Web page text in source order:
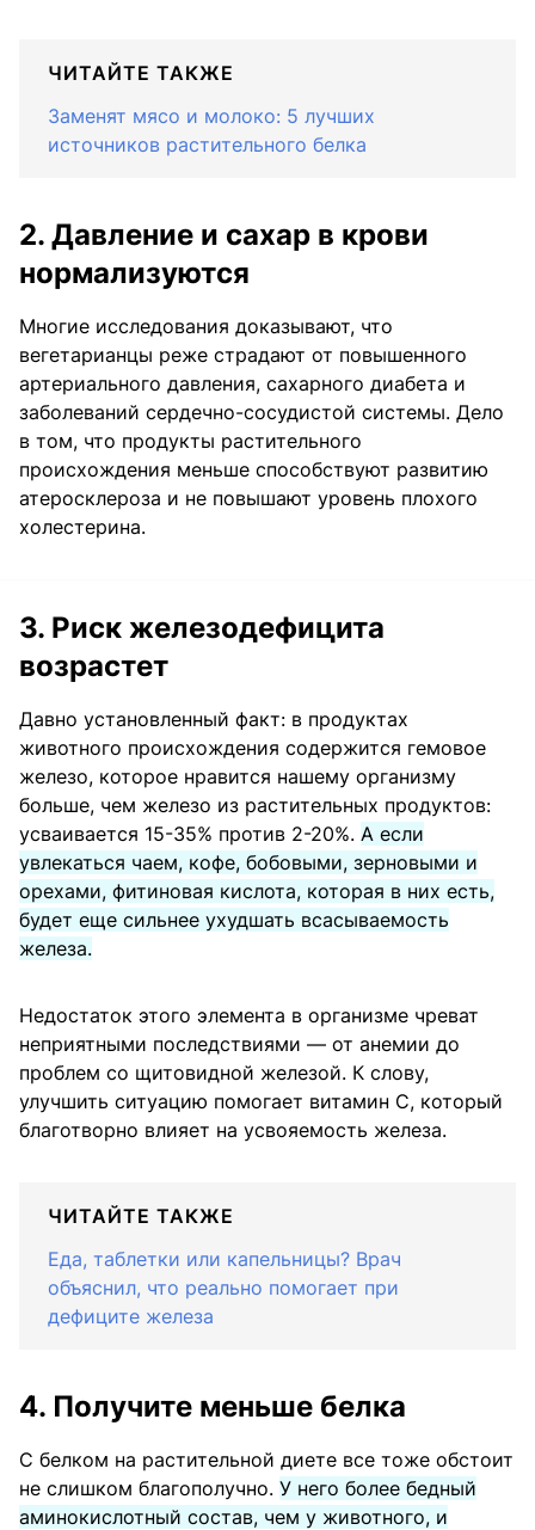
ЧИТАЙТЕ ТАКЖЕ
Заменят мясо и молоко: 5 лучших
источников растительного белка
2. Давление и сахар в крови
нормализуются
Многие исследования доказывают, что
вегетарианцы реже страдают от повышенного
артериального давления, сахарного диабета и
заболеваний сердечно-сосудистой системы. Дело
в том, что продукты растительного
происхождения меньше способствуют развитию
атеросклероза и не повышают уровень плохого
холестерина.
3. Риск железодефицита
возрастет
Давно установленный факт: в продуктах
животного происхождения содержится гемовое
железо, которое нравится нашему организму
больше, чем железо из растительных продуктов:
усваивается 15-35% против 2-20%. А если
увлекаться чаем, кофе, бобовыми, зерновыми и
орехами, фитиновая кислота, которая в них есть,
будет еще сильнее ухудшать всасываемость
железа.
Недостаток этого элемента в организме чреват
неприятными последствиями — от анемии до
проблем со щитовидной железой. К слову,
улучшить ситуацию помогает витамин С, который
благотворно влияет на усвояемость железа.
ЧИТАЙТЕ ТАКЖЕ
Еда, таблетки или капельницы? Врач
объяснил, что реально помогает при
дефиците железа
4. Получите меньше белка
С белком на растительной диете все тоже обстоит
не слишком благополучно. У него более бедный
аминокислотный состав, чем у животного, и